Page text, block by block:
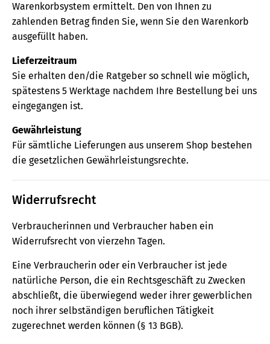
Warenkorbsystem ermittelt. Den von Ihnen zu
zahlenden Betrag finden Sie, wenn Sie den Warenkorb
ausgefüllt haben.
Lieferzeitraum
Sie erhalten den/die Ratgeber so schnell wie möglich,
spätestens 5 Werktage nachdem Ihre Bestellung bei uns
eingegangen ist.
Gewährleistung
Für sämtliche Lieferungen aus unserem Shop bestehen
die gesetzlichen Gewährleistungsrechte.
Widerrufsrecht
Verbraucherinnen und Verbraucher haben ein
Widerrufsrecht von vierzehn Tagen.
Eine Verbraucherin oder ein Verbraucher ist jede
natürliche Person, die ein Rechtsgeschäft zu Zwecken
abschließt, die überwiegend weder ihrer gewerblichen
noch ihrer selbständigen beruflichen Tätigkeit
zugerechnet werden können (§ 13 BGB).